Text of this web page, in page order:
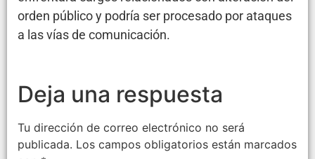
orden público y podría ser procesado por ataques
a las vías de comunicación.
Deja una respuesta
Tu dirección de correo electrónico no será
publicada. Los campos obligatorios están marcados